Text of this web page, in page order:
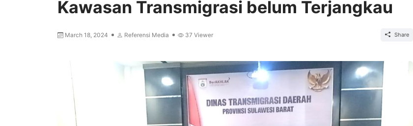
Kawasan Transmigrasi belum Terjangkau
March 18, 2024 Referensi Media 37 Viewer Share